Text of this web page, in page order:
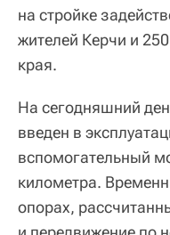
на стройке
жителей Керчи и
края.
На сегодняшний
введен в
вспомогательный
километра.
опорах,